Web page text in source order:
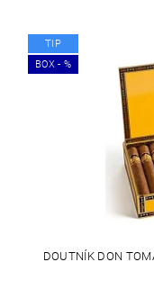
TIP
BOX - %
DOUTNÍK DON